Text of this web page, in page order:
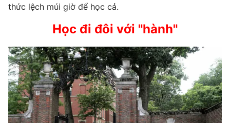
thức lệch múi giờ để học cả.
Học đi đôi với "hành"